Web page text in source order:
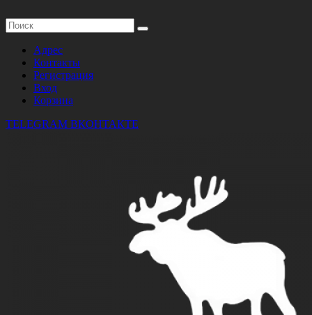
Адрес
Контакты
Регистрация
Вход
Корзина
TELEGRAM ВКОНТАКТЕ